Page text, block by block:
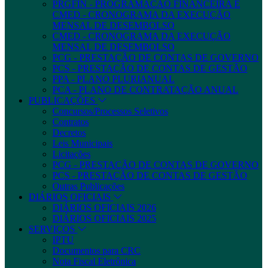
PRGFIN - PROGRAMAÇÃO FINANCEIRA E
CMED - CRONOGRAMA DA EXECUÇÃO
MENSAL DE DESEMBOLSO
CMED - CRONOGRAMA DA EXECUÇÃO
MENSAL DE DESEMBOLSO
PCG - PRESTAÇÃO DE CONTAS DE GOVERNO
PCS - PRESTAÇÃO DE CONTAS DE GESTÃO
PPA - PLANO PLURIANUAL
PCA - PLANO DE CONTRATAÇÃO ANUAL
PUBLICAÇÕES
Concursos/Processos Seletivos
Contratos
Decretos
Leis Municipais
Licitações
PCG - PRESTAÇÃO DE CONTAS DE GOVERNO
PCS - PRESTAÇÃO DE CONTAS DE GESTÃO
Outras Publicações
DIÁRIOS OFICIAIS
DIÁRIOS OFICIAIS 2026
DIÁRIOS OFICIAIS 2025
SERVIÇOS
IPTU
Documentos para CRC
Nota Fiscal Eletrônica